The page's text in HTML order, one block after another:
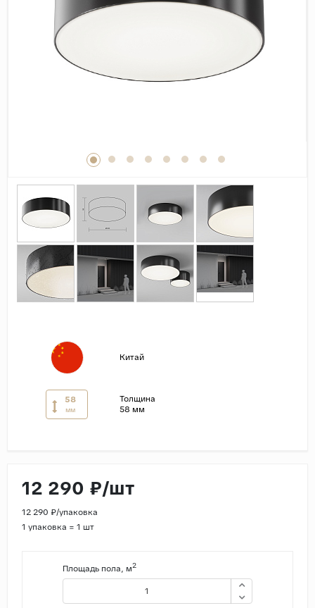
Дерево
Оникс
Поверхность
Сатинированная
Карвинг
Структурная
Китай
58
мм
Толщина
58 мм
12 290 ₽/шт
12 290 ₽/упаковка
1 упаковка = 1 шт
Площадь пола, м2